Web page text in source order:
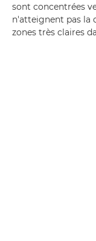
sont concentrées
n'atteignent pas la
zones très claires